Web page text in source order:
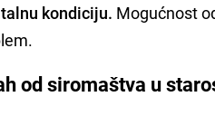
kondiciju. Mogućnost
od siromaštva u